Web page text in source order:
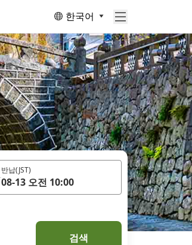
한국어
반납(JST)
08-13 오전 10:00
검색